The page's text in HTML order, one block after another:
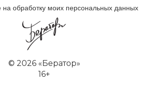
на обработку моих персональных данных
© 2026 «Бератор»
16+